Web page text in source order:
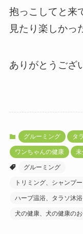
抱っこしてと来
見たり楽しか
ありがとうござ
グルーミング タ
ワンちゃんの健康
グルーミング
トリミング、シャンプ
ハーブ温浴、タラソ沐
犬の健康、犬の健康の